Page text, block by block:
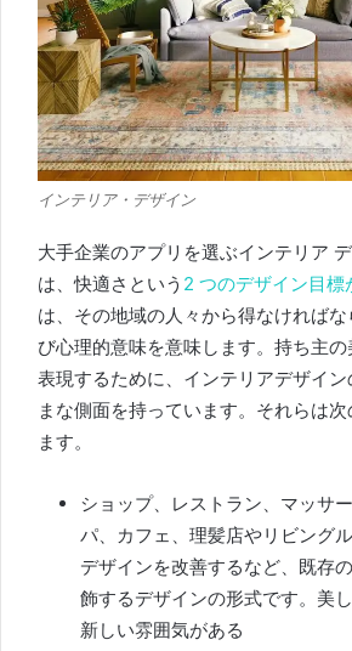
インテリア・デザイン
大手企業のアプリを選ぶインテリア
は、快適さという 2 つのデザイン目標
は、その地域の人々から得なければ
び心理的意味を意味します。 持ち主の
表現するために、インテリアデザイ
まな側面を持っています。 それらは
ます。
ショップ、レストラン、マッサ
パ、カフェ、理髪店やリビング
デザインを改善するなど、既存
飾するデザインの形式です。美し
新しい雰囲気がある